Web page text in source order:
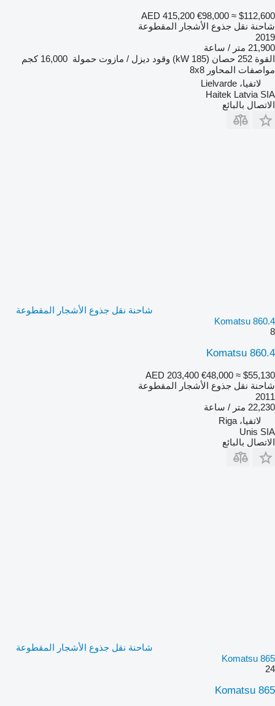
AED 415,200 €98,000 ≈ $112,600
شاحنة نقل جذوع الأشجار المقطوعة
2019
21,900 متر / ساعة
القوة 252 حصان (185 kW) وقود ديزل / مازوت حمولة 16,000 كجم
مواصفات المحاور 8x8
لاتفيا، Lielvarde
Haitek Latvia SIA
الاتصال بالبائع
شاحنة نقل جذوع الأشجار المقطوعة
Komatsu 860.4
8
Komatsu 860.4
AED 203,400 €48,000 ≈ $55,130
شاحنة نقل جذوع الأشجار المقطوعة
2011
22,230 متر / ساعة
لاتفيا، Riga
Unis SIA
الاتصال بالبائع
شاحنة نقل جذوع الأشجار المقطوعة
Komatsu 865
24
Komatsu 865